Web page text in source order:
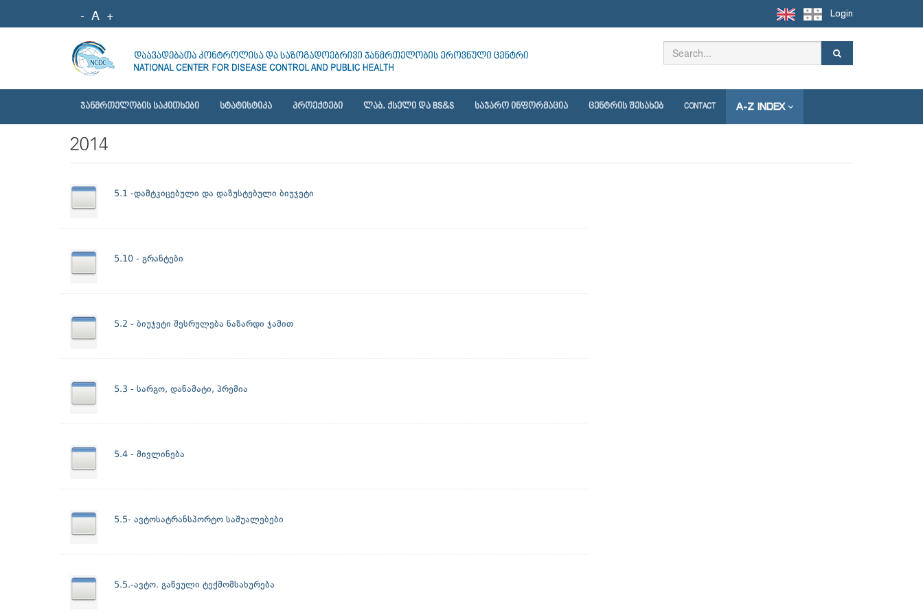
- A + Login
ᲯᲐᲜᲛᲠᲗᲔᲚᲝᲑᲘᲡ ᲡᲐᲙᲘᲗᲮᲔᲑᲘ ᲡᲢᲐᲢᲘᲡᲢᲘᲙᲐ ᲞᲠᲝᲔᲥᲢᲔᲑᲘ ᲚᲐᲑ. ᲥᲡᲔᲚᲘ ᲓᲐ BS&S ᲡᲐᲯᲐᲠᲝ ᲘᲜᲤᲝᲠᲛᲐᲪᲘᲐ ᲪᲔᲜᲢᲠᲘᲡ ᲨᲔᲡᲐᲮᲔᲑ CONTACT A-Z INDEX
2014
5.1 -დამტკიცებული და დაზუსტებული ბიუჯეტი
5.10 - გრანტები
5.2 - ბიუჯეტი შესრულება ნაზარდი ჯამით
5.3 - სარგო, დანამატი, პრემია
5.4 - მივლინება
5.5- ავტოსატრანსპორტო საშუალებები
5.5.-ავტო. გაწეული ტექმომსახურება